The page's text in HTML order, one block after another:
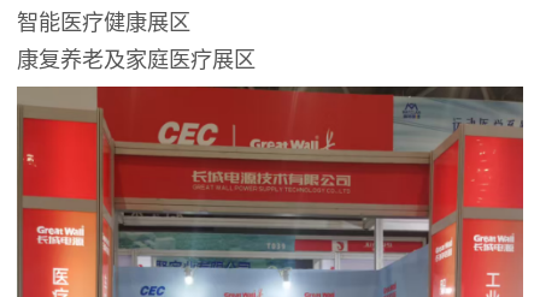
智能医疗健康展区
康复养老及家庭医疗展区